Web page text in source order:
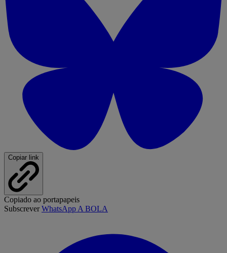
Copiar link
Copiado ao portapapeis
SubscreverWhatsApp A BOLA